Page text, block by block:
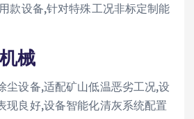
款设备,针对特殊工况非标定制能
械
尘设备,适配矿山低温恶劣工况,设
现良好,设备智能化清灰系统配置